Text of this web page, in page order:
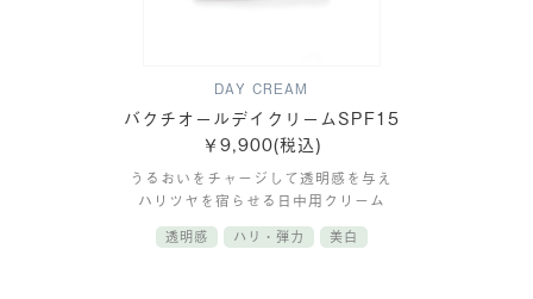
DAY CREAM
バクチオールデイクリームSPF15
￥9,900(税込)
うるおいをチャージして透明感を与え
ハリツヤを宿らせる日中用クリーム
透明感 ハリ・弾力 美白